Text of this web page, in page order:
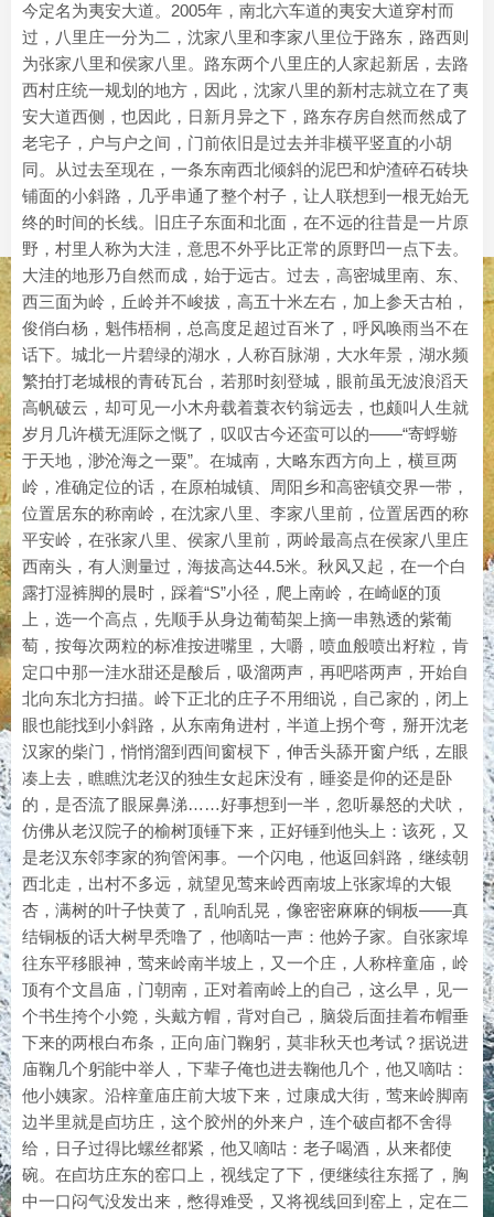
今定名为夷安大道。2005年，南北六车道的夷安大道穿村而
过，八里庄一分为二，沈家八里和李家八里位于路东，路西则
为张家八里和侯家八里。路东两个八里庄的人家起新居，去路
西村庄统一规划的地方，因此，沈家八里的新村志就立在了夷
安大道西侧，也因此，日新月异之下，路东存房自然而然成了
老宅子，户与户之间，门前依旧是过去并非横平竖直的小胡
同。从过去至现在，一条东南西北倾斜的泥巴和炉渣碎石砖块
铺面的小斜路，几乎串通了整个村子，让人联想到一根无始无
终的时间的长线。旧庄子东面和北面，在不远的往昔是一片原
野，村里人称为大洼，意思不外乎比正常的原野凹一点下去。
大洼的地形乃自然而成，始于远古。过去，高密城里南、东、
西三面为岭，丘岭并不峻拔，高五十米左右，加上参天古柏，
俊俏白杨，魁伟梧桐，总高度足超过百米了，呼风唤雨当不在
话下。城北一片碧绿的湖水，人称百脉湖，大水年景，湖水频
繁拍打老城根的青砖瓦台，若那时刻登城，眼前虽无波浪滔天
高帆破云，却可见一小木舟载着蓑衣钓翁远去，也颇叫人生就
岁月几许横无涯际之慨了，叹叹古今还蛮可以的——“寄蜉蝣
于天地，渺沧海之一粟”。在城南，大略东西方向上，横亘两
岭，准确定位的话，在原柏城镇、周阳乡和高密镇交界一带，
位置居东的称南岭，在沈家八里、李家八里前，位置居西的称
平安岭，在张家八里、侯家八里前，两岭最高点在侯家八里庄
西南头，有人测量过，海拔高达44.5米。秋风又起，在一个白
露打湿裤脚的晨时，踩着“S”小径，爬上南岭，在崎岖的顶
上，选一个高点，先顺手从身边葡萄架上摘一串熟透的紫葡
萄，按每次两粒的标准按进嘴里，大嚼，喷血般喷出籽粒，肯
定口中那一洼水甜还是酸后，吸溜两声，再吧嗒两声，开始自
北向东北方扫描。岭下正北的庄子不用细说，自己家的，闭上
眼也能找到小斜路，从东南角进村，半道上拐个弯，掰开沈老
汉家的柴门，悄悄溜到西间窗棂下，伸舌头舔开窗户纸，左眼
凑上去，瞧瞧沈老汉的独生女起床没有，睡姿是仰的还是卧
的，是否流了眼屎鼻涕……好事想到一半，忽听暴怒的犬吠，
仿佛从老汉院子的榆树顶锤下来，正好锤到他头上：该死，又
是老汉东邻李家的狗管闲事。一个闪电，他返回斜路，继续朝
西北走，出村不多远，就望见莺来岭西南坡上张家埠的大银
杏，满树的叶子快黄了，乱响乱晃，像密密麻麻的铜板——真
结铜板的话大树早秃噜了，他嘀咕一声：他妗子家。自张家埠
往东平移眼神，莺来岭南半坡上，又一个庄，人称梓童庙，岭
顶有个文昌庙，门朝南，正对着南岭上的自己，这么早，见一
个书生挎个小箢，头戴方帽，背对自己，脑袋后面挂着布帽垂
下来的两根白布条，正向庙门鞠躬，莫非秋天也考试？据说进
庙鞠几个躬能中举人，下辈子俺也进去鞠他几个，他又嘀咕：
他小姨家。沿梓童庙庄前大坡下来，过康成大街，莺来岭脚南
边半里就是卣坊庄，这个胶州的外来户，连个破卣都不舍得
给，日子过得比螺丝都紧，他又嘀咕：老子喝酒，从来都使
碗。在卣坊庄东的窑口上，视线定了下，便继续往东摇了，胸
中一口闷气没发出来，憋得难受，又将视线回到窑上，定在二